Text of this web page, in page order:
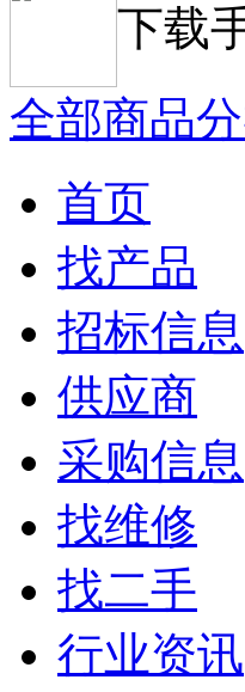
下载
全部商品
首页
找产品
招标信息
供应商
采购信息
找维修
找二手
行业资讯